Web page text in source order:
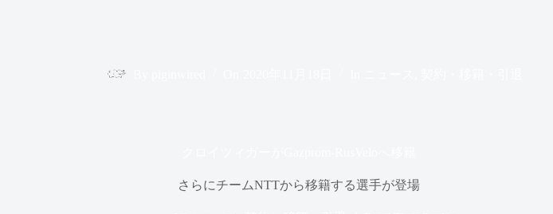
さらにチームNTTから移籍する選手が登場